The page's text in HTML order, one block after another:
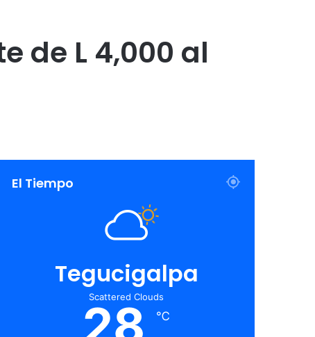
de L 4,000 al
El Tiempo
Tegucigalpa
Scattered Clouds
℃